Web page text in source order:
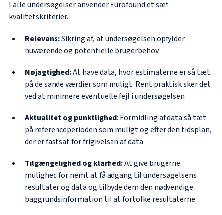
I alle undersøgelser anvender Eurofound et sæt
kvalitetskriterier.
Relevans:Sikring af, at undersøgelsen opfylder
nuværende og potentielle brugerbehov
Nøjagtighed:At have data, hvor estimaterne er så tæt
på de sande værdier som muligt. Rent praktisk sker det
ved at minimere eventuelle fejl i undersøgelsen
Aktualitet og punktlighed: Formidling af data så tæt
på referenceperioden som muligt og efter den tidsplan,
der er fastsat for frigivelsen af data
Tilgængelighed og klarhed:At give brugerne
mulighed for nemt at få adgang til undersøgelsens
resultater og data og tilbyde dem den nødvendige
baggrundsinformation til at fortolke resultaterne